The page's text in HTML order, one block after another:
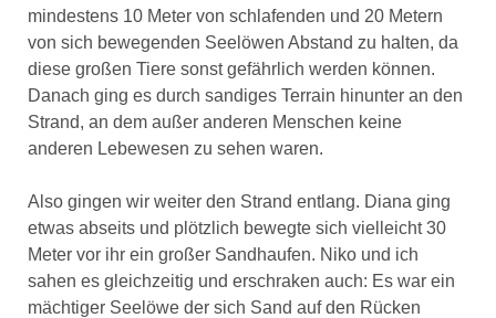
mindestens 10 Meter von schlafenden und 20 Metern
von sich bewegenden Seelöwen Abstand zu halten, da
diese großen Tiere sonst gefährlich werden können.
Danach ging es durch sandiges Terrain hinunter an den
Strand, an dem außer anderen Menschen keine
anderen Lebewesen zu sehen waren.
Also gingen wir weiter den Strand entlang. Diana ging
etwas abseits und plötzlich bewegte sich vielleicht 30
Meter vor ihr ein großer Sandhaufen. Niko und ich
sahen es gleichzeitig und erschraken auch: Es war ein
mächtiger Seelöwe der sich Sand auf den Rücken